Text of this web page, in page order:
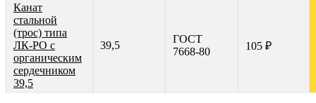
Канат
стальной
(трос) типа
ЛК-РО с
органическим
сердечником
39,5
39,5
ГОСТ
7668-80
105 ₽